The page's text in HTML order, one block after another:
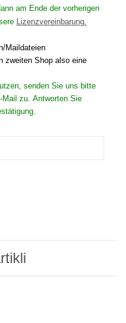
am Ende der vorherigen
Lizenzvereinbarung.
Maildateien
zweiten Shop also eine
senden Sie uns bitte
Mail zu. Antworten Sie